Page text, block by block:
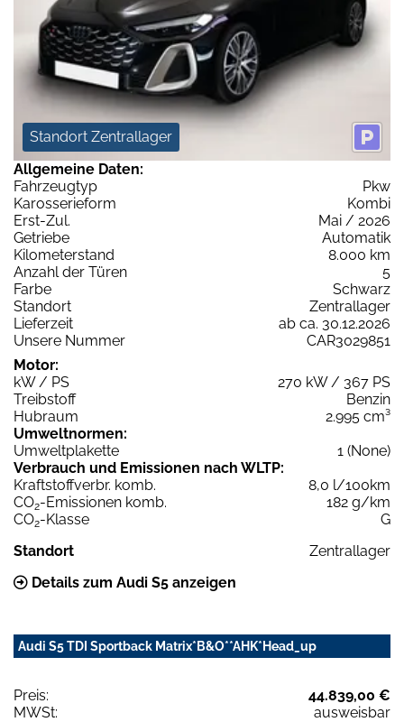
Standort Zentrallager
Allgemeine Daten:
Fahrzeugtyp
Pkw
Karosserieform
Kombi
Erst-Zul.
Mai / 2026
Getriebe
Automatik
Kilometerstand
8.000 km
Anzahl der Türen
5
Farbe
Schwarz
Standort
Zentrallager
Lieferzeit
ab ca. 30.12.2026
Unsere Nummer
CAR3029851
Motor:
kW / PS
270 kW / 367 PS
Treibstoff
Benzin
Hubraum
2.995 cm³
Umweltnormen:
Umweltplakette
1 (None)
Verbrauch und Emissionen nach WLTP:
Kraftstoffverbr. komb.
8,0 l/100km
CO2-Emissionen komb.
182 g/km
CO2-Klasse
G
Standort
Zentrallager
Details zum Audi S5 anzeigen
Audi S5 TDI Sportback Matrix*B&O**AHK*Head_up
Preis:
44.839,00 €
MWSt:
ausweisbar